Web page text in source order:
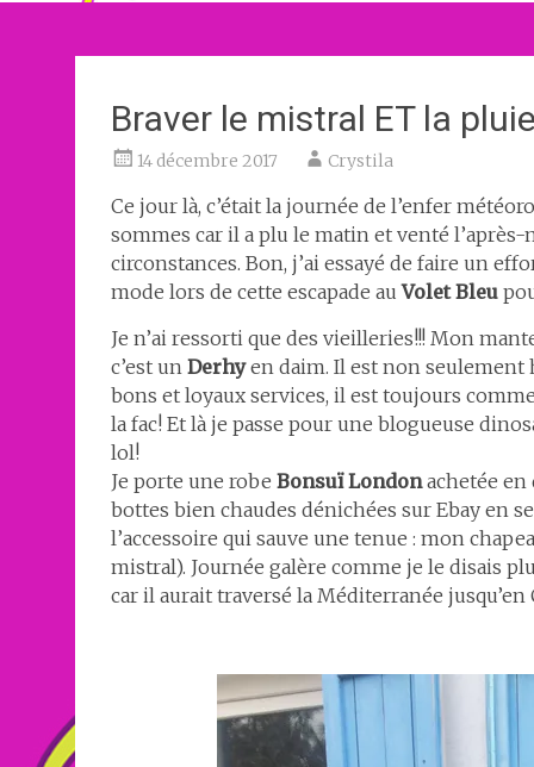
Braver le mistral ET la
14 décembre 2017 Crystila
Ce jour là, c’était la journée de l’enfer
sommes car il a plu le matin et venté
circonstances. Bon, j’ai essayé de faire un
mode lors de cette escapade auVolet Bleu
Je n’ai ressorti que des vieilleries!!! Mon
c’est un Derhyen daim. Il est non seulement
bons et loyaux services, il est toujours
la fac! Et là je passe pour une blogueuse
lol!
Je porte une robe Bonsuï Londonachetée en
bottes bien chaudes dénichées sur Ebay en
l’accessoire qui sauve une tenue : mon
mistral). Journée galère comme je le disais
car il aurait traversé la Méditerranée